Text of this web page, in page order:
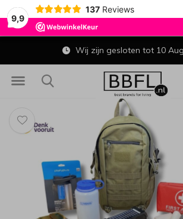
9,9
137 Reviews
Wij zijn gesloten tot 10